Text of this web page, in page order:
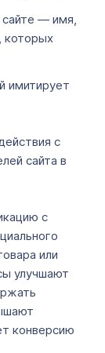
сайте — имя,
которых
имитирует
с
сайта в
с
или
улучшают
конверсию